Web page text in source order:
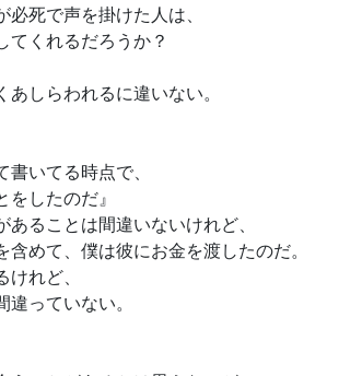
必死で声を掛けた人は、
てくれるだろうか？
あしらわれるに違いない。
書いてる時点で、
をしたのだ』
あることは間違いないけれど、
含めて、僕は彼にお金を渡したのだ。
れど、
っていない。